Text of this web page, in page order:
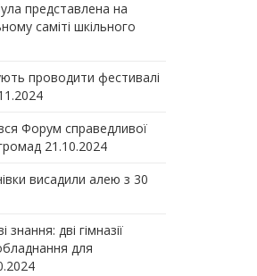
представлена на
саміті шкільного
проводити фестивалі
Форум справедливої
21.10.2024
висадили алею з 30
дві гімназії
для